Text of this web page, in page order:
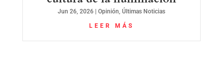
Jun 26, 2026| Opinión Últimas Noticias
LEER MÁS